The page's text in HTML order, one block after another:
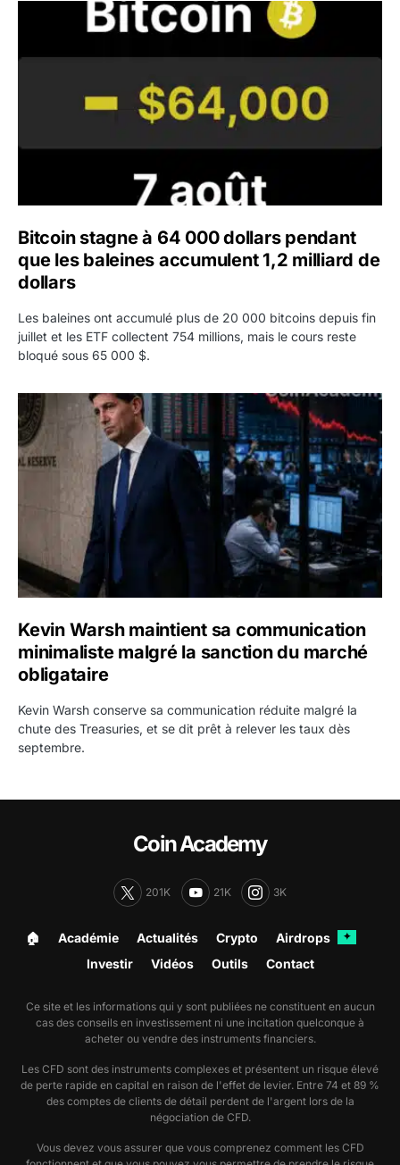
Bitcoin stagne à 64 000 dollars pendant que les
Bitcoin stagne à 64 000 dollars pendant
que les baleines accumulent 1,2 milliard de
dollars
Les baleines ont accumulé plus de 20 000 bitcoins depuis fin
juillet et les ETF collectent 754 millions, mais le cours reste
bloqué sous 65 000 $.
Kevin Warsh maintient sa communication minimaliste
Kevin Warsh maintient sa communication
minimaliste malgré la sanction du marché
obligataire
Kevin Warsh conserve sa communication réduite malgré la
chute des Treasuries, et se dit prêt à relever les taux dès
septembre.
Coin Academy
201K 21K 3K
🏠︎ Académie Actualités Crypto Airdrops ✦
Investir Vidéos Outils Contact
Ce site et les informations qui y sont publiées ne constituent en aucun
cas des conseils en investissement ni une incitation quelconque à
acheter ou vendre des instruments financiers.
Les CFD sont des instruments complexes et présentent un risque élevé
de perte rapide en capital en raison de l'effet de levier. Entre 74 et 89 %
des comptes de clients de détail perdent de l'argent lors de la
négociation de CFD.
Vous devez vous assurer que vous comprenez comment les CFD